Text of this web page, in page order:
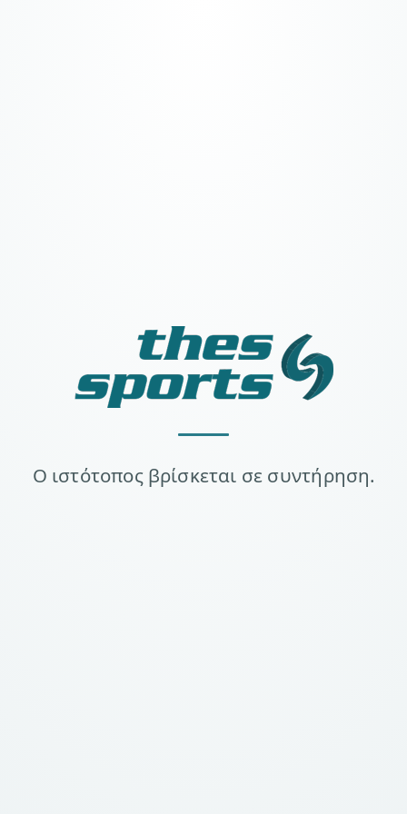
Ο ιστότοπος βρίσκεται σε συντήρηση.